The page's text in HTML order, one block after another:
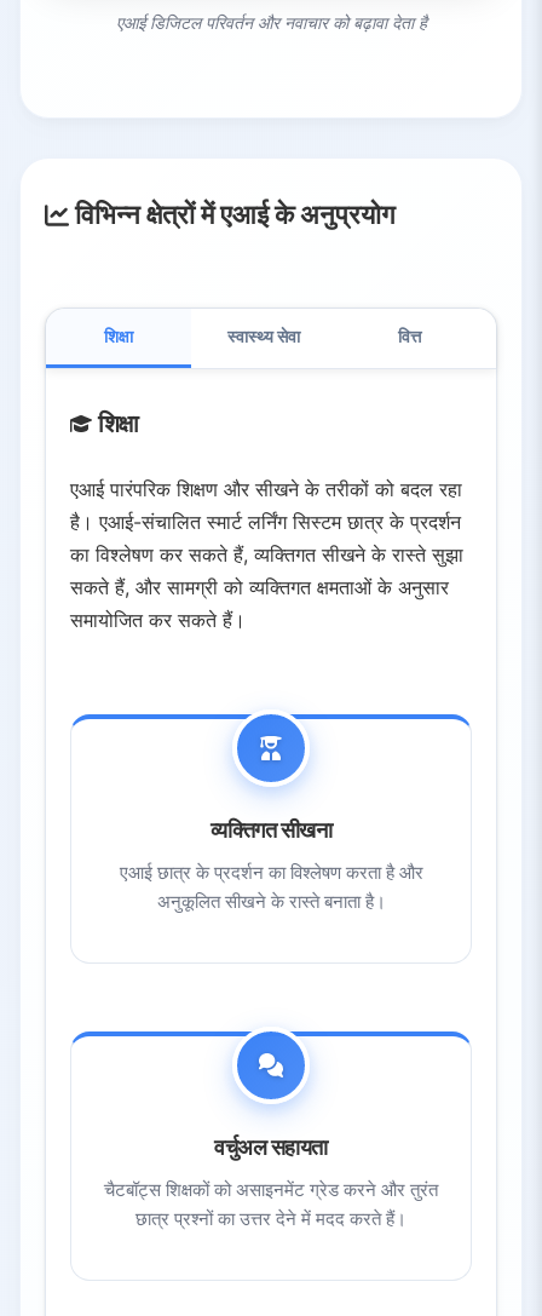
एआई डिजिटल परिवर्तन और नवाचार को बढ़ावा देता है
विभिन्न क्षेत्रों में एआई के अनुप्रयोग
शिक्षा स्वास्थ्य सेवा वित्त
शिक्षा
एआई पारंपरिक शिक्षण और सीखने के तरीकों को बदल रहा
है। एआई-संचालित स्मार्ट लर्निंग सिस्टम छात्र के प्रदर्शन
का विश्लेषण कर सकते हैं, व्यक्तिगत सीखने के रास्ते सुझा
सकते हैं, और सामग्री को व्यक्तिगत क्षमताओं के अनुसार
समायोजित कर सकते हैं।
व्यक्तिगत सीखना
एआई छात्र के प्रदर्शन का विश्लेषण करता है और
अनुकूलित सीखने के रास्ते बनाता है।
वर्चुअल सहायता
चैटबॉट्स शिक्षकों को असाइनमेंट ग्रेड करने और तुरंत
छात्र प्रश्नों का उत्तर देने में मदद करते हैं।